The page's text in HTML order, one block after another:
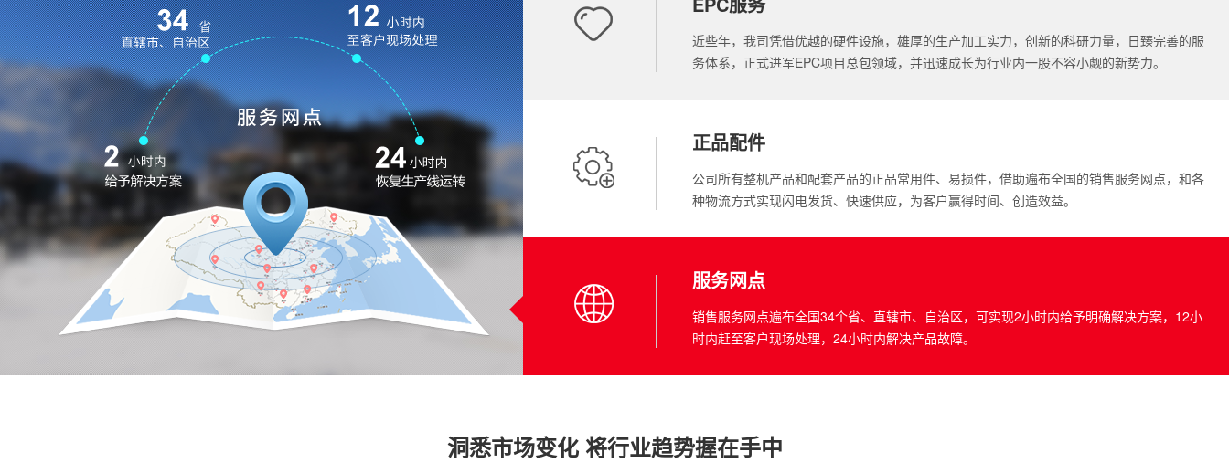
近些年，我司凭借优越的硬件设施，雄厚的生产加工实力，创新的科研力量，日臻完善的服
务体系，正式进军EPC项目总包领域，并迅速成长为行业内一股不容小觑的新势力。
正品配件
公司所有整机产品和配套产品的正品常用件、易损件，借助遍布全国的销售服务网点，和各
种物流方式实现闪电发货、快速供应，为客户赢得时间、创造效益。
服务网点
销售服务网点遍布全国34个省、直辖市、自治区，可实现2小时内给予明确解决方案，12小
时内赶至客户现场处理，24小时内解决产品故障。
洞悉市场变化 将行业趋势握在手中